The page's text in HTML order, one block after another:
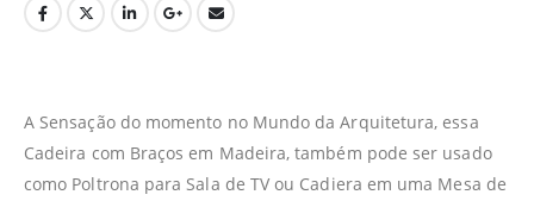
A Sensação do momento no Mundo da Arquitetura, essa
Cadeira com Braços em Madeira, também pode ser usado
como Poltrona para Sala de TV ou Cadiera em uma Mesa de